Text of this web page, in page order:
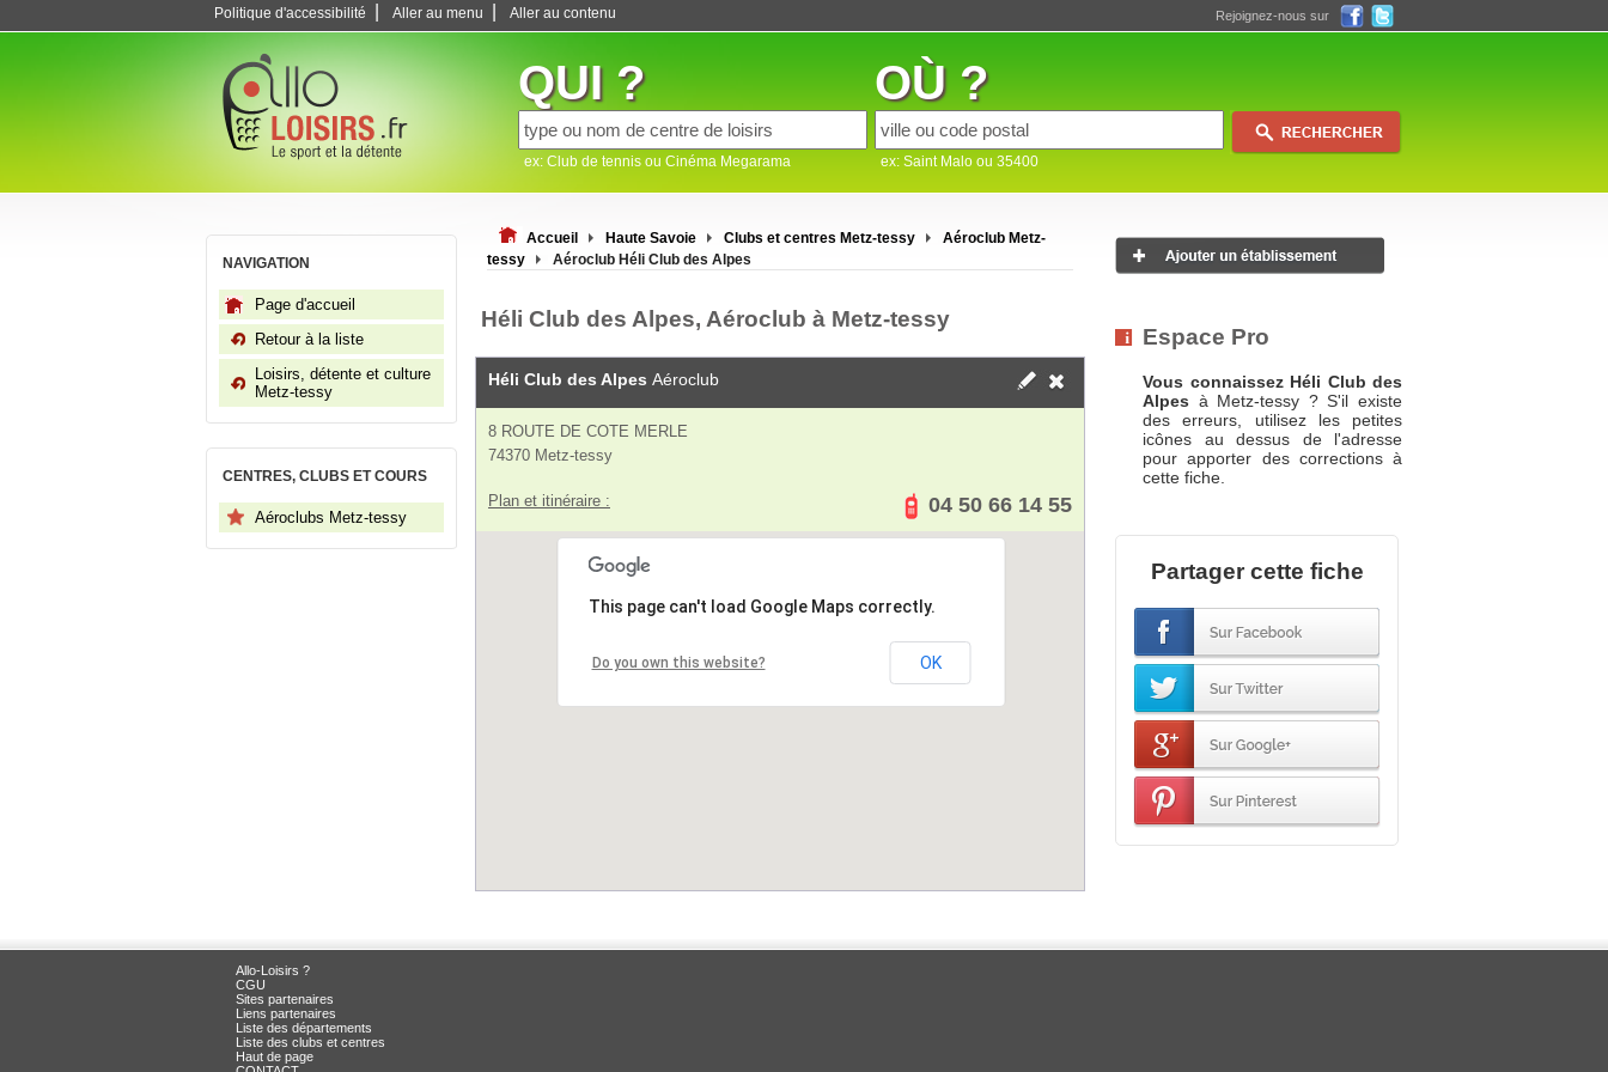
Politique d'accessibilité Aller au menu Aller au contenu Rejoignez-nous sur
QUI ?
ex: Club de tennis ou Cinéma Megarama
OÙ ?
ex: Saint Malo ou 35400
NAVIGATION
Page d'accueil
Retour à la liste
Loisirs, détente et culture
Metz-tessy
CENTRES, CLUBS ET COURS
Aéroclubs Metz-tessy
Accueil Haute Savoie Clubs et centres Metz-tessy
Aéroclub Metz-
tessy
Aéroclub Héli Club des Alpes
Héli Club des Alpes, Aéroclub à Metz-tessy
Héli Club des Alpes Aéroclub
8 ROUTE DE COTE MERLE
74370 Metz-tessy
Plan et itinéraire : 04 50 66 14 55
This page can't load Google Maps correctly.
Do you own this website? OK
Espace Pro
Vous connaissez Héli Club des
Alpes à Metz-tessy ? S'il existe
des erreurs, utilisez les petites
icônes au dessus de l'adresse
pour apporter des corrections à
cette fiche.
Partager cette fiche
Allo-Loisirs ?
CGU
Sites partenaires
Liens partenaires
Liste des départements
Liste des clubs et centres
Haut de page